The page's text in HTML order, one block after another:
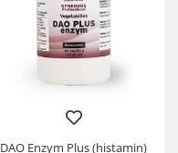
DAO Enzym Plus (histamin)